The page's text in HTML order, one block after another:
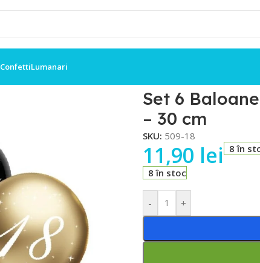
ConfettiLumanari
Set 6
– 30 cm
SKU: 509-18
11,90 lei
8 în
8 în stoc
- +